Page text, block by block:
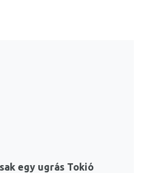
egy ugrás Tokió